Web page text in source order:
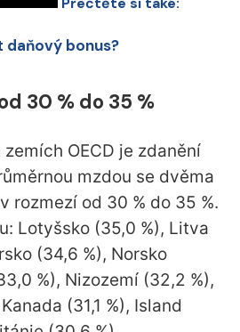
daňový bonus?
d 30 % do 35 %
OECD je zdanění
mzdou se dvěma
rozmezí od 30 % do 35 %.
Lotyšsko (35,0 %), Litva
(34,6 %), Norsko
%), Nizozemí (32,2 %),
(31,1 %), Island